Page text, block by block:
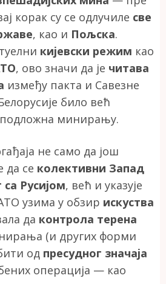
корак су се одлучиле све
, као и Пољска.
кијевски режим као
, ово значи да је читава
између пакта и Савезне
било већ
минирању.
не само да још
да се колективни Запад
Русијом, већ и указује
узима у обзир искуства
да контрола терена
(и других форми
од пресудног значаја
операција — као